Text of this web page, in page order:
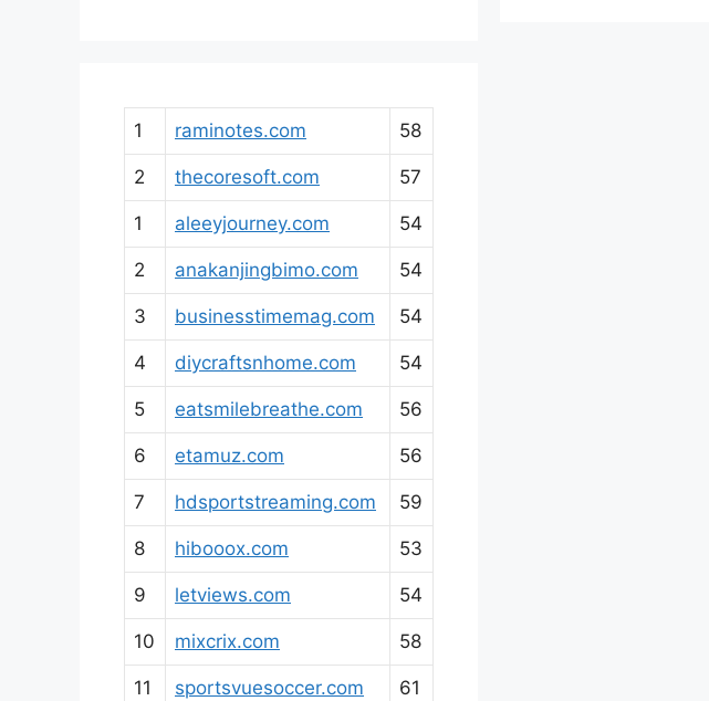
1 raminotes.com 58
2 thecoresoft.com 57
1 aleeyjourney.com 54
2 anakanjingbimo.com 54
3 businesstimemag.com 54
4 diycraftsnhome.com 54
5 eatsmilebreathe.com 56
6 etamuz.com 56
7 hdsportstreaming.com 59
8 hibooox.com 53
9 letviews.com 54
10 mixcrix.com 58
11 sportsvuesoccer.com 61